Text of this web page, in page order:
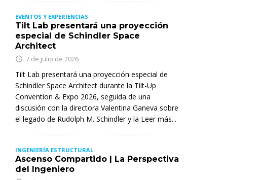
EVENTOS Y EXPERIENCIAS
Tilt Lab presentará una proyección
especial de Schindler Space
Architect
7 de julio de 2026
Tilt Lab presentará una proyección especial de
Schindler Space Architect durante la Tilt-Up
Convention & Expo 2026, seguida de una
discusión con la directora Valentina Ganeva sobre
el legado de Rudolph M. Schindler y la Leer más...
INGENIERÍA ESTRUCTURAL
Ascenso Compartido | La Perspectiva
del Ingeniero